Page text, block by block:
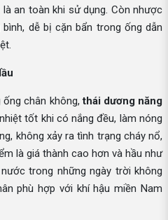
an toàn khi sử dụng. Còn nhược
dễ bị cặn bẩn trong ống dẫn
chân không,thái dương năng
tốt khi có nắng đều, làm nóng
không xảy ra tình trạng cháy nổ,
là giá thành cao hơn và hầu như
trong những ngày trời không
phù hợp với khí hậu miền Nam